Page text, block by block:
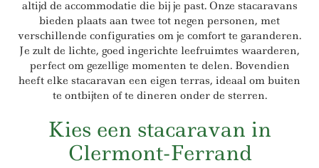
altijd de accommodatie die bij je past. Onze stacaravans
bieden plaats aan twee tot negen personen, met
verschillende configuraties om je comfort te garanderen.
Je zult de lichte, goed ingerichte leefruimtes waarderen,
perfect om gezellige momenten te delen. Bovendien
heeft elke stacaravan een eigen terras, ideaal om buiten
te ontbijten of te dineren onder de sterren.
Kies een stacaravan in
Clermont-Ferrand